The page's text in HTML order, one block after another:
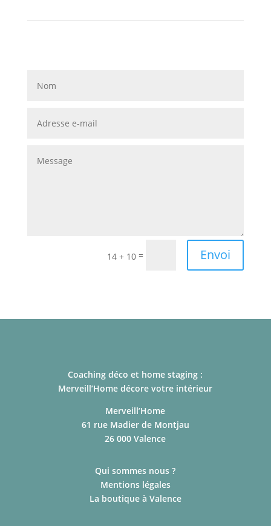
14 + 10 = Envoi
Coaching déco et home staging :
Merveill’Home décore votre intérieur
Merveill’Home
61 rue Madier de Montjau
26 000 Valence
Qui sommes nous ?
Mentions légales
La boutique à Valence